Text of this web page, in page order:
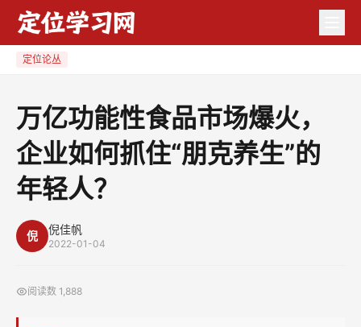
火，
定位论丛
万亿功能性食品市场爆火，
企业如何抓住“朋克养生”的
年轻人？
倪 倪佳帆
2022-01-04
阅读数 1,888